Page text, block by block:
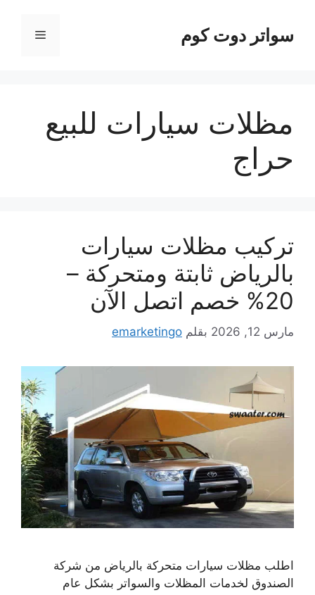
المحتوىسواتر دوت كوم القائمة
مظلات سيارات للبيع
حراج
تركيب مظلات سيارات
بالرياض ثابتة ومتحركة –
20% خصم اتصل الآن
مارس 12, 2026 بقلم emarketingo
اطلب مظلات سيارات متحركة بالرياض من شركة
الصندوق لخدمات المظلات والسواتر بشكل عام